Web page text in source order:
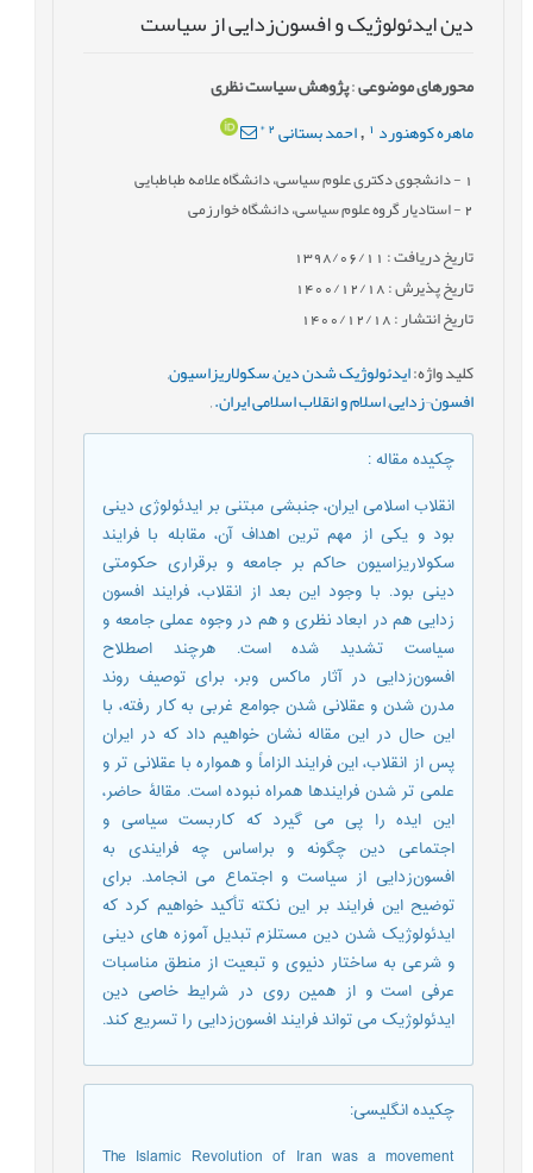
دین ایدئولوژیک و افسون‌زدایی از سیاست
محورهای موضوعی:پژوهش سیاست نظری
ماهره کوهنورد , احمد بستانی 2
*
- دانشجوی دکتری علوم سیاسی، دانشگاه علامه طباطبایی
2- استادیار گروه علوم سیاسی، دانشگاه خوارزمی
تاریخ دریافت : 1398/06/11
تاریخ پذیرش : 1400/12/18
تاریخ انتشار : 1400/12/18
کلید واژه:ایدئولوژیک شدن دین,سکولاریزاسیون,
افسون¬زدایی,اسلام و انقلاب اسلامی ایران.,
چکیده مقاله:
انقلاب اسلامی ایران، جنبشی مبتنی بر ایدئولوژی دینی
بود و یکی از مهم ترین اهداف آن، مقابله با فرایند
سکولاریزاسیون حاکم بر جامعه و برقراری حکومتی
دینی بود. با وجود این بعد از انقلاب، فرایند افسون
زدایی هم در ابعاد نظری و هم در وجوه عملی جامعه و
سیاست تشدید شده است. هرچند اصطلاح
افسون‌زدایی در آثار ماکس وبر، برای توصیف روند
مدرن شدن و عقلانی شدن جوامع غربی به کار رفته، با
این حال در این مقاله نشان خواهیم داد که در ایران
پس از انقلاب، این فرایند الزاماً و همواره با عقلانی تر و
علمی تر شدن فرایندها همراه نبوده است. مقالۀ حاضر،
این ایده را پی می گیرد که کاربست سیاسی و
اجتماعی دین چگونه و براساس چه فرایندی به
افسون‌زدایی از سیاست و اجتماع می انجامد. برای
توضیح این فرایند بر این نکته تأکید خواهیم کرد که
ایدئولوژیک شدن دین مستلزم تبدیل آموزه های دینی
و شرعی به ساختار دنیوی و تبعیت از منطق مناسبات
عرفی است و از همین روی در شرایط خاصی دین
ایدئولوژیک می تواند فرایند افسون‌زدایی را تسریع کند.
چکیده انگلیسی:
The Islamic Revolution of Iran was a movement